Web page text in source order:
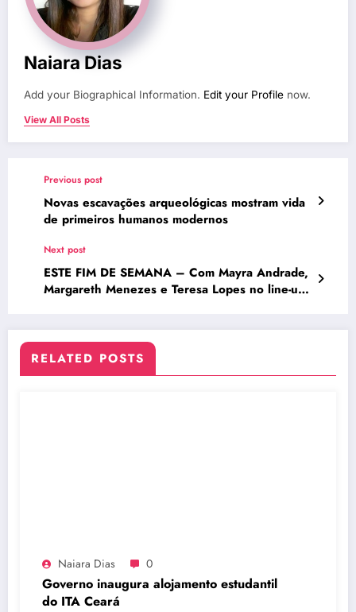
Naiara Dias
Add your Biographical Information. Edit your Profile now.
View All Posts
Previous post
Novas escavações arqueológicas mostram vida
de primeiros humanos modernos
Next post
ESTE FIM DE SEMANA – Com Mayra Andrade,
Margareth Menezes e Teresa Lopes no line-up,
RELATED POSTS
Naiara Dias 0
Governo inaugura alojamento estudantil
do ITA Ceará